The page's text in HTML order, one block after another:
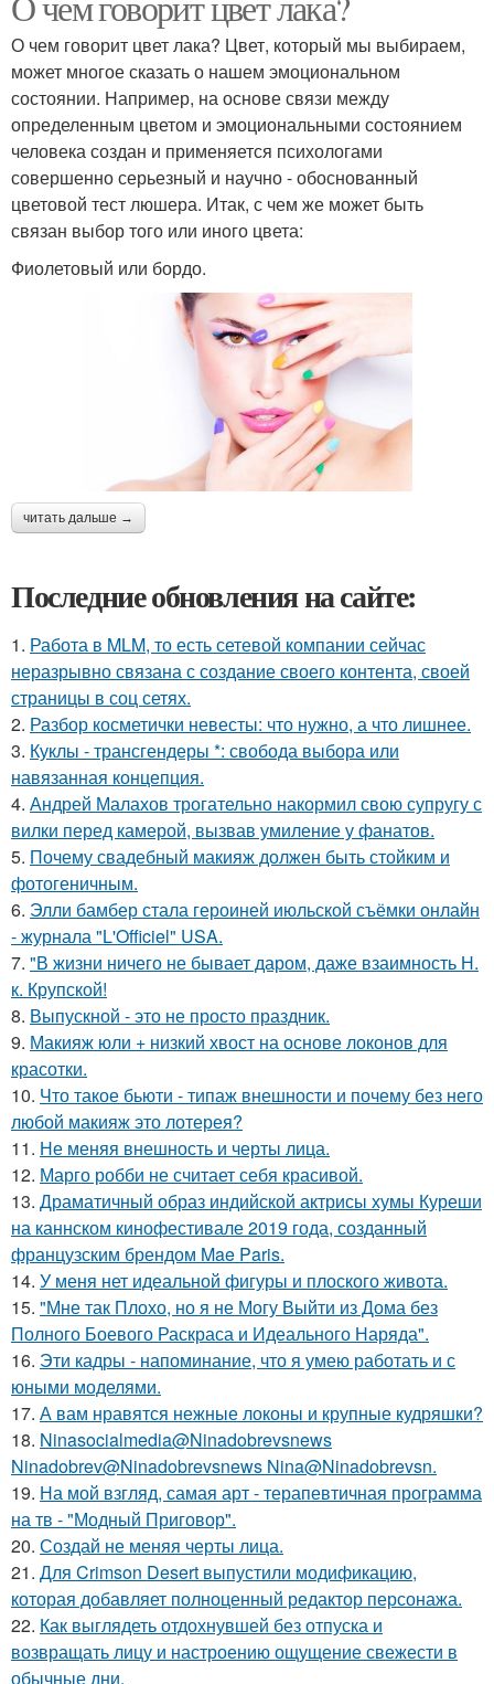
О чем говорит цвет лака? Цвет, который мы выбираем,
может многое сказать о нашем эмоциональном
состоянии. Например, на основе связи между
определенным цветом и эмоциональными состоянием
человека создан и применяется психологами
совершенно серьезный и научно - обоснованный
цветовой тест люшера. Итак, с чем же может быть
связан выбор того или иного цвета:
Фиолетовый или бордо.
читать дальше →
Последние обновления на сайте:
1. Работа в MLM, то есть сетевой компании сейчас
неразрывно связана с создание своего контента, своей
страницы в соц сетях.
2. Разбор косметички невесты: что нужно, а что лишнее.
3. Куклы - трансгендеры *: свобода выбора или
навязанная концепция.
4. Андрей Малахов трогательно накормил свою супругу с
вилки перед камерой, вызвав умиление у фанатов.
5. Почему свадебный макияж должен быть стойким и
фотогеничным.
6. Элли бамбер стала героиней июльской съёмки онлайн
- журнала "L'Officiel" USA.
7. "В жизни ничего не бывает даром, даже взаимность Н.
к. Крупской!
8. Выпускной - это не просто праздник.
9. Макияж юли + низкий хвост на основе локонов для
красотки.
10. Что такое бьюти - типаж внешности и почему без него
любой макияж это лотерея?
11. Не меняя внешность и черты лица.
12. Марго робби не считает себя красивой.
13. Драматичный образ индийской актрисы хумы Куреши
на каннском кинофестивале 2019 года, созданный
французским брендом Mae Paris.
14. У меня нет идеальной фигуры и плоского живота.
15. "Мне так Плохо, но я не Могу Выйти из Дома без
Полного Боевого Раскраса и Идеального Наряда".
16. Эти кадры - напоминание, что я умею работать и с
юными моделями.
17. А вам нравятся нежные локоны и крупные кудряшки?
18. Ninasocialmedia@Ninadobrevsnews
Ninadobrev@Ninadobrevsnews Nina@Ninadobrevsn.
19. На мой взгляд, самая арт - терапевтичная программа
на тв - "Модный Приговор".
20. Создай не меняя черты лица.
21. Для Crimson Desert выпустили модификацию,
которая добавляет полноценный редактор персонажа.
22. Как выглядеть отдохнувшей без отпуска и
возвращать лицу и настроению ощущение свежести в
обычные дни.